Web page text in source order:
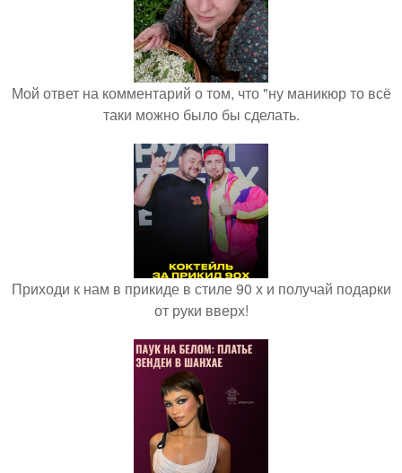
Мой ответ на комментарий о том, что "ну маникюр то всё
таки можно было бы сделать.
Приходи к нам в прикиде в стиле 90 х и получай подарки
от руки вверх!